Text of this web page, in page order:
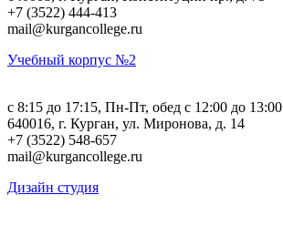
+7 (3522) 444-413
mail@kurgancollege.ru
Учебный корпус №2
c 8:15 до 17:15, Пн-Пт, обед с 12:00 до 13:00
640016, г. Курган, ул. Миронова, д. 14
+7 (3522) 548-657
mail@kurgancollege.ru
Дизайн студия